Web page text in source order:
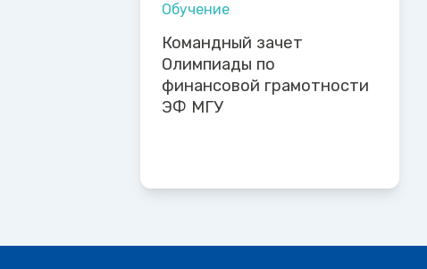
Обучение
Командный зачет
Олимпиады по
финансовой грамотности
ЭФ МГУ